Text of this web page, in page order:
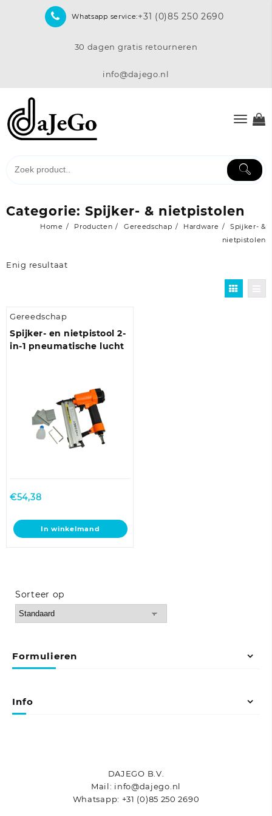
Whatsapp service:+31 (0)85 250 2690
30 dagen gratis retourneren
info@dajego.nl
Categorie: Spijker- & nietpistolen
Home Producten Gereedschap Hardware
Spijker- &
nietpistolen
Enig resultaat
Gereedschap
Spijker- en nietpistool 2-
in-1 pneumatische lucht
€54,38
In winkelmand
Sorteer op
Sort Products
Formulieren
Info
DAJEGO B.V.
Mail: info@dajego.nl
Whatsapp: +31 (0)85 250 2690